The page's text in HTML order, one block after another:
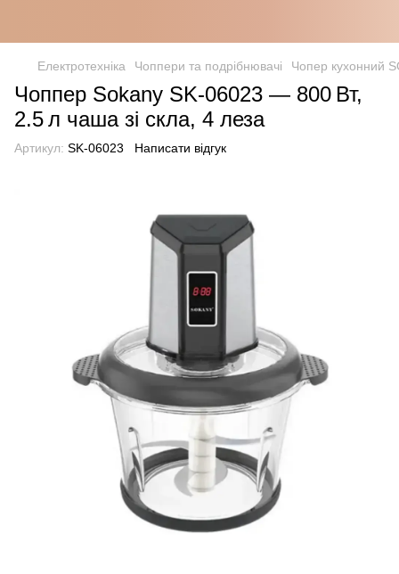
Електротехніка Чоппери та подрібнювачі Чопер кухонний
Чоппер Sokany SK‑06023 — 800 Вт,
2.5 л чаша зі скла, 4 леза
Артикул: SK-06023 Написати відгук